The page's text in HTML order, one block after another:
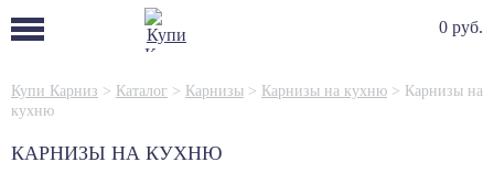
0 руб.
Купи Карниз > Каталог > Карнизы > Карнизы на кухню > Карнизы на
кухню
КАРНИЗЫ НА КУХНЮ